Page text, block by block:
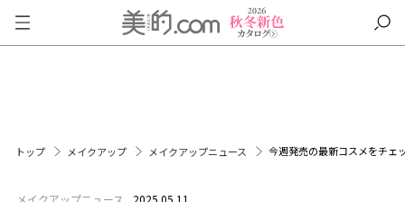
トップ メイクアップ メイクアップニュース 今週発売の最新コスメをチェ
メイクアップニュース 2025.05.11